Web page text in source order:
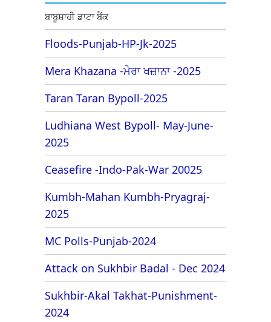
ਬਾਬੂਸ਼ਾਹੀ ਡਾਟਾ ਬੈਂਕ
Floods-Punjab-HP-Jk-2025
Mera Khazana -ਮੇਰਾ ਖਜ਼ਾਨਾ -2025
Taran Taran Bypoll-2025
Ludhiana West Bypoll- May-June-
2025
Ceasefire -Indo-Pak-War 20025
Kumbh-Mahan Kumbh-Pryagraj-
2025
MC Polls-Punjab-2024
Attack on Sukhbir Badal - Dec 2024
Sukhbir-Akal Takhat-Punishment-
2024